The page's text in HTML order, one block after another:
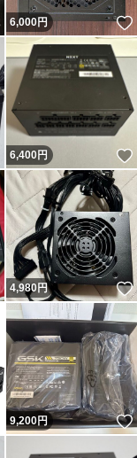
いいね！
6,000円
いいね！
6,400円
いいね！
4,980円
いいね！
9,200円